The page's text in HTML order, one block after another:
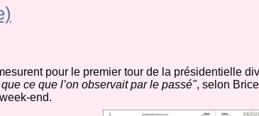
pour le premier tour de la présidentielle
ce que l’on observait par le passé", selon
end.